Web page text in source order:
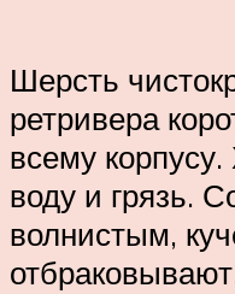
Шерсть
ретривера
всему
воду и грязь.
волнистым,